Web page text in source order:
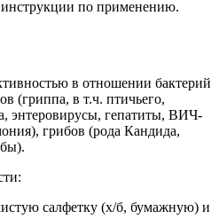
по применению.
в отношении бактерий
(гриппа, в т.ч. птичьего,
энтеровирусы, гепатиты, ВИЧ-
грибов (рода Кандида,
салфетку (х/б, бумажную) и